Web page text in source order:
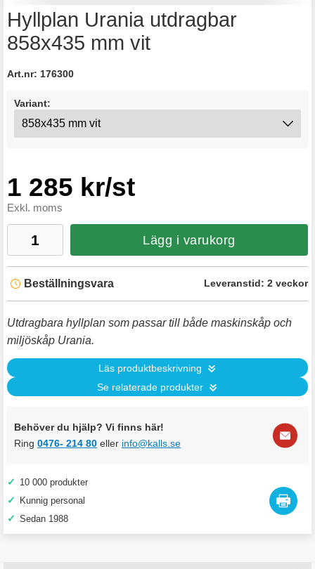
Hyllplan Urania utdragbar
858x435 mm vit
Art.nr: 176300
Variant:
1 285 kr/st
Exkl. moms
Lägg i varukorg
Beställningsvara Leveranstid: 2 veckor
Utdragbara hyllplan som passar till både maskinskåp och
miljöskåp Urania.
Läs produktbeskrivning
Se relaterade produkter
Behöver du hjälp? Vi finns här!
Ring 0476- 214 80 eller info@kalls.se
✓ 10 000 produkter
✓ Kunnig personal
✓ Sedan 1988